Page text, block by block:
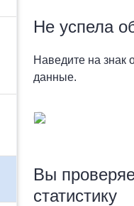
Не успела
Наведите на знак
данные.
Вы
статистику